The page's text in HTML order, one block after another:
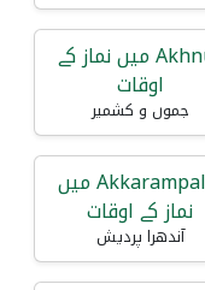
Akhnur میں نماز کے
اوقات
جموں و کشمیر
Akkarampalle میں
نماز کے اوقات
آندھرا پردیش